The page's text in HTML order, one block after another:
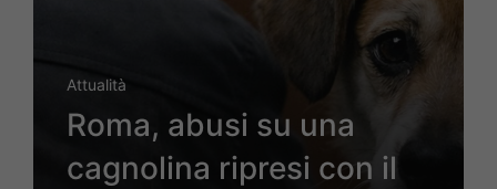
Attualità
Roma, abusi su una
cagnolina ripresi con il